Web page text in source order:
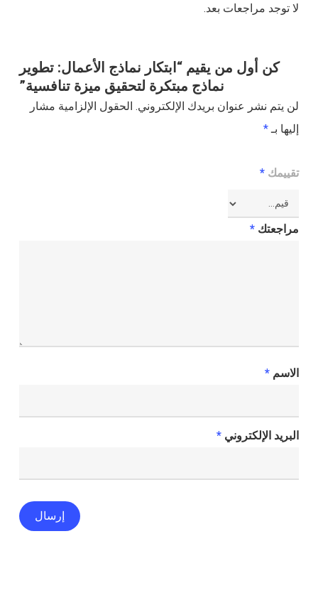
لا توجد مراجعات بعد.
كن أول من يقيم “ابتكار نماذج الأعمال: تطوير
نماذج مبتكرة لتحقيق ميزة تنافسية”
لن يتم نشر عنوان بريدك الإلكتروني. الحقول الإلزامية مشار
إليها بـ *
تقييمك *
مراجعتك *
الاسم *
البريد الإلكتروني *